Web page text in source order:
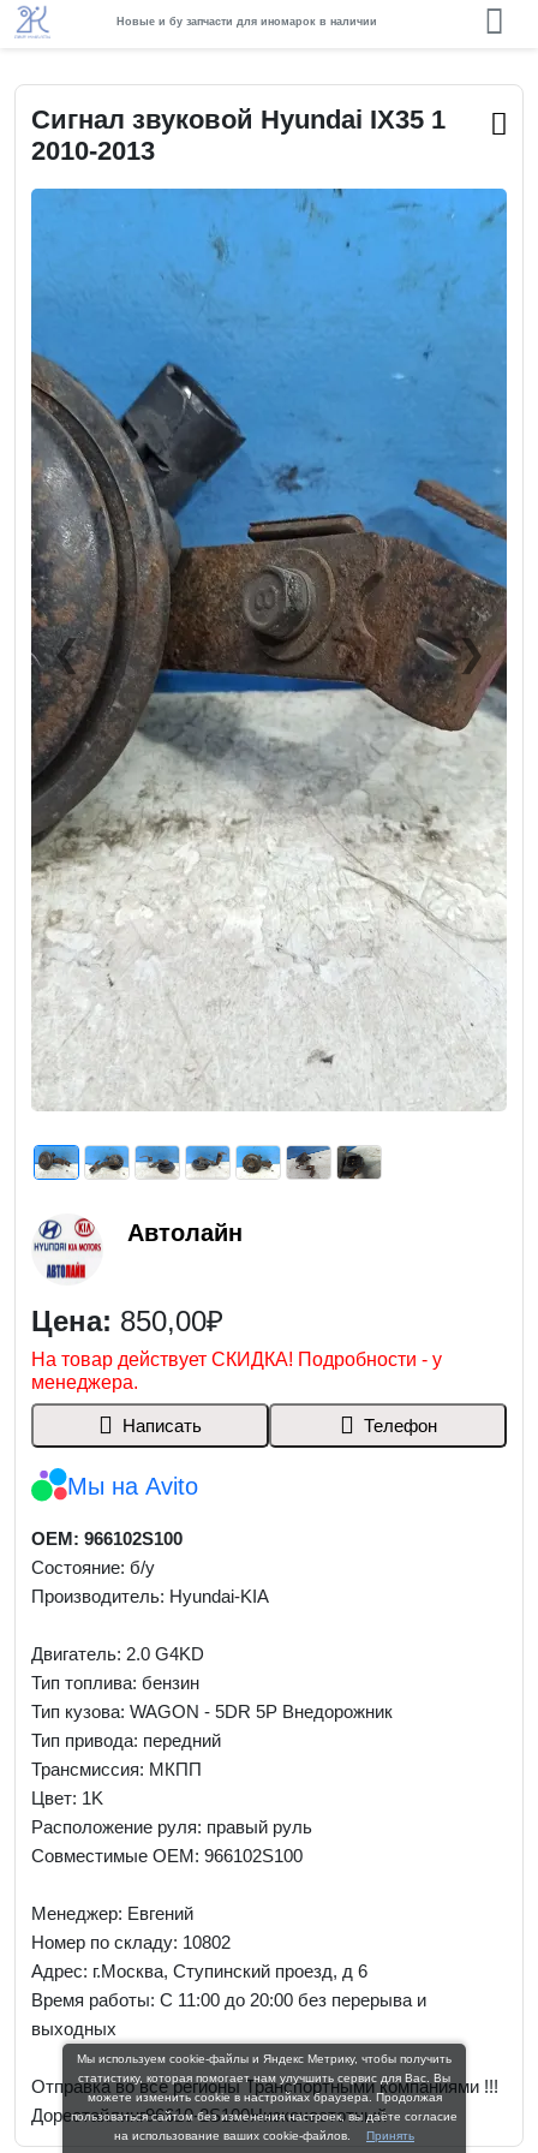
Новые и бу запчасти для иномарок в наличии
Сигнал звуковой Hyundai IX35 1
2010-2013
❮Previous ❯Next
Автолайн
Цена: 850,00₽
На товар действует СКИДКА! Подробности - у
менеджера.
Написать Телефон
Мы на Avito
OEM: 966102S100
Состояние: б/у
Производитель: Hyundai-KIA
Двигатель: 2.0 G4KD
Тип топлива: бензин
Тип кузова: WAGON - 5DR 5P Внедорожник
Тип привода: передний
Трансмиссия: МКПП
Цвет: 1K
Расположение руля: правый руль
Совместимые OEM: 966102S100
Менеджер: Евгений
Номер по складу: 10802
Адрес: г.Москва, Ступинский проезд, д 6
Время работы: С 11:00 до 20:00 без перерыва и
выходных
Отправка во все регионы Транспортными компаниями !!!
Дорестайлинг96610-2S100Низкочастотный
Мы используем cookie-файлы и Яндекс Метрику, чтобы получить
статистику, которая помогает нам улучшить сервис для Вас. Вы
можете изменить cookie в настройках браузера. Продолжая
пользоваться сайтом без изменения настроек, вы даёте согласие
на использование ваших cookie-файлов.
Принять